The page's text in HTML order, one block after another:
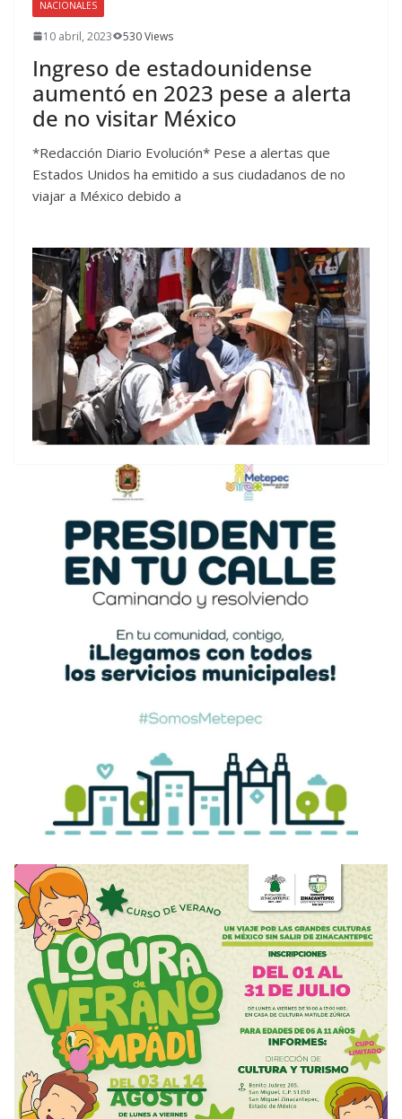
NACIONALES
10 abril, 2023 530 Views
Ingreso de estadounidense
aumentó en 2023 pese a alerta
de no visitar México
*Redacción Diario Evolución* Pese a alertas que
Estados Unidos ha emitido a sus ciudadanos de no
viajar a México debido a